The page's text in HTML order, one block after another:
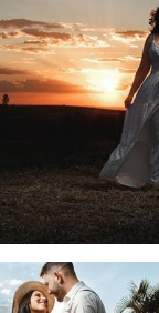
257 119